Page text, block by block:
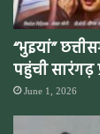
“भुइयां”
पहुंची सारंगढ़
June 1, 2026